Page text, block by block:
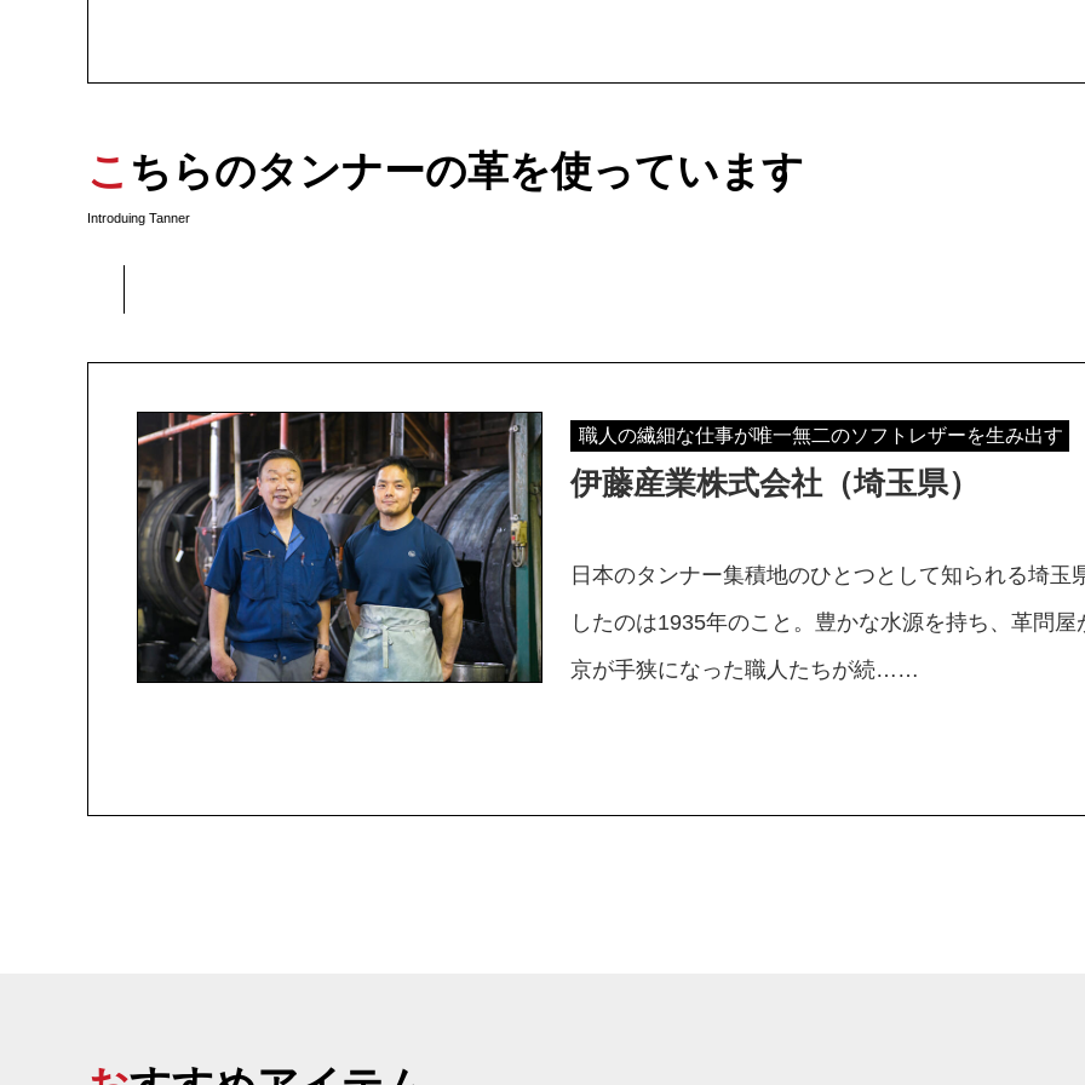
こちらのタンナーの革を使っています
Introduing Tanner
職人の繊細な仕事が唯一無二のソフトレザーを生み出す
伊藤産業株式会社（埼玉県）
日本のタンナー集積地のひとつとして知られる埼
したのは1935年のこと。豊かな水源を持ち、革問
京が手狭になった職人たちが続……